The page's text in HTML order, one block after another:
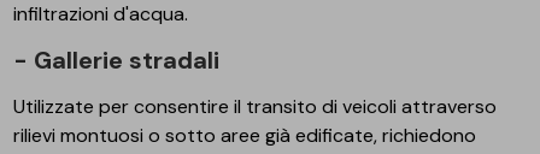
infiltrazioni d'acqua.
- Gallerie stradali
Utilizzate per consentire il transito di veicoli attraverso
rilievi montuosi o sotto aree già edificate, richiedono